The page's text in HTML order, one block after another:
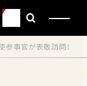
EN
参事官が表敬訪問！